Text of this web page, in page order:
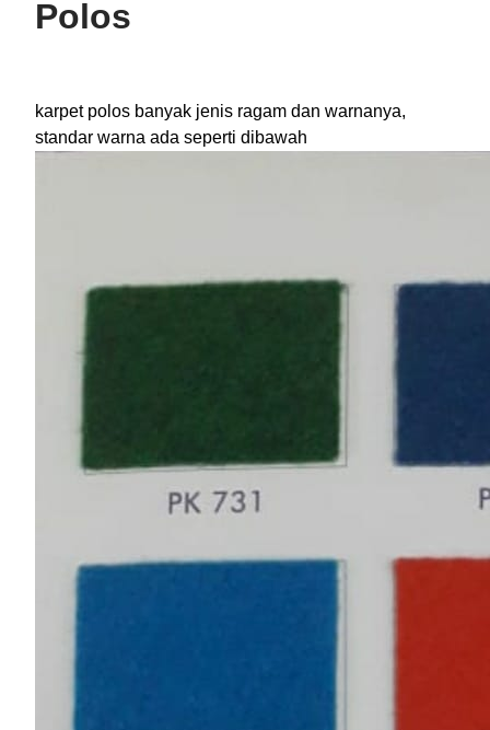
Polos
karpet polos banyak jenis ragam dan warnanya,
standar warna ada seperti dibawah